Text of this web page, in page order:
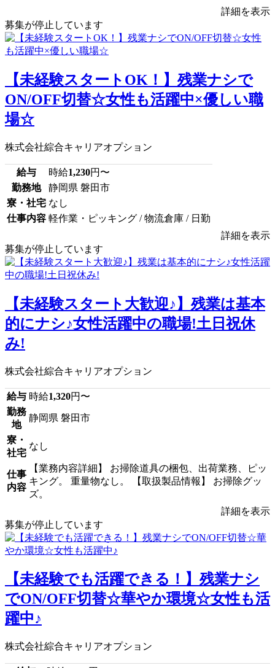
詳細を表示
募集が停止しています
【未経験スタートOK！】残業ナシで
ON/OFF切替☆女性も活躍中×優しい職
場☆
株式会社綜合キャリアオプション
給与 時給1,230円〜
勤務地
静岡県 磐田市
寮・社宅 なし
仕事内容 軽作業・ピッキング / 物流倉庫 / 日勤
詳細を表示
募集が停止しています
【未経験スタート大歓迎♪】残業は基本
的にナシ♪女性活躍中の職場!土日祝休
み!
株式会社綜合キャリアオプション
給与 時給1,320円〜
勤務
地
静岡県 磐田市
寮・
社宅
なし
仕事
内容
【業務内容詳細】 お掃除道具の梱包、出荷業務、ピッ
キング。 重量物なし。 【取扱製品情報】 お掃除グッ
ズ。
詳細を表示
募集が停止しています
【未経験でも活躍できる！】残業ナシ
でON/OFF切替☆華やか環境☆女性も活
躍中♪
株式会社綜合キャリアオプション